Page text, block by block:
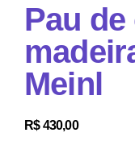
Pau
Meinl
R$430,00